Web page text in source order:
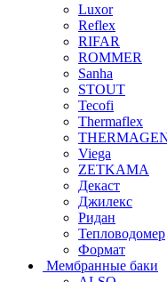
Luxor
Reflex
RIFAR
ROMMER
Sanha
STOUT
Tecofi
Thermaflex
Viega
ZETKAMA
Декаст
Джилекс
Ридан
Тепловодомер
Формат
Мембранные баки